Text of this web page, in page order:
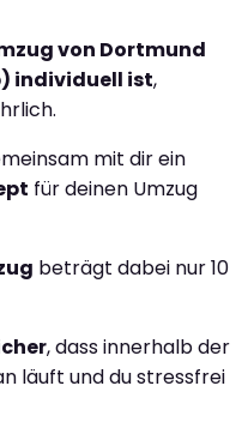
von Dortmund
individuell ist,
mit dir ein
für deinen Umzug
beträgt dabei nur 10
, dass innerhalb der
läuft und du stressfrei